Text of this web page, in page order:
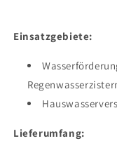
Einsatzgebiete:
Lieferumfang: